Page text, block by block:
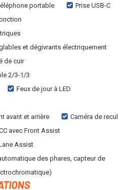
portable
Prise USB-C
et dégivrants électriquement
de cuir
2/3-1/3
Feux de jour à LED
avant et arrière
Caméra de recul
avec Front Assist
Assist
des phares, capteur de